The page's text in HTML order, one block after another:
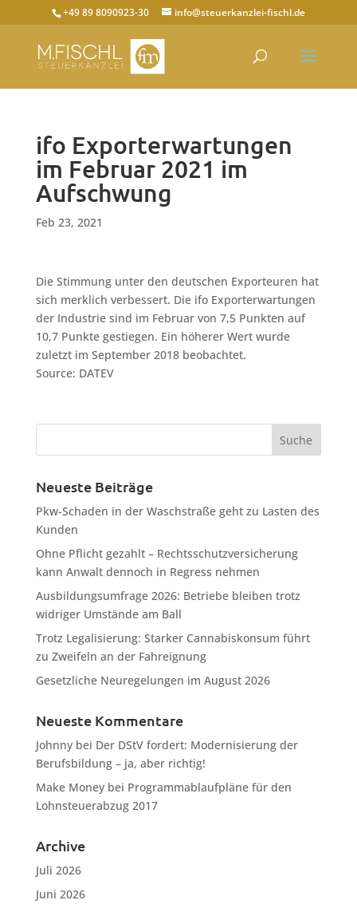
+49 89 8090923-30 info@steuerkanzlei-fischl.de
ifo Exporterwartungen
im Februar 2021 im
Aufschwung
Feb 23, 2021
Die Stimmung unter den deutschen Exporteuren hat
sich merklich verbessert. Die ifo Exporterwartungen
der Industrie sind im Februar von 7,5 Punkten auf
10,7 Punkte gestiegen. Ein höherer Wert wurde
zuletzt im September 2018 beobachtet.
Source: DATEV
Neueste Beiträge
Pkw-Schaden in der Waschstraße geht zu Lasten des
Kunden
Ohne Pflicht gezahlt – Rechtsschutzversicherung
kann Anwalt dennoch in Regress nehmen
Ausbildungsumfrage 2026: Betriebe bleiben trotz
widriger Umstände am Ball
Trotz Legalisierung: Starker Cannabiskonsum führt
zu Zweifeln an der Fahreignung
Gesetzliche Neuregelungen im August 2026
Neueste Kommentare
Johnnybei Der DStV fordert: Modernisierung der
Berufsbildung – ja, aber richtig!
Make Moneybei Programmablaufpläne für den
Lohnsteuerabzug 2017
Archive
Juli 2026
Juni 2026